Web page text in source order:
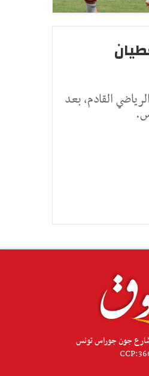
القادم، بعد
الشروق يومية مستقلة جامعة 25.شارع جون جوراس تونس